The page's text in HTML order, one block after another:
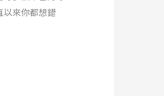
以來你都想錯